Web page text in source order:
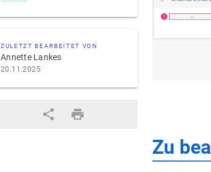
ZULETZT BEARBEITET VON
Annette Lankes
20.11.2025
Zu